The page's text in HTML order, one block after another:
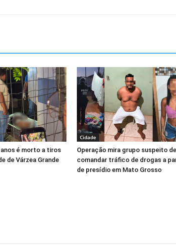
anos é morto a tiros
de Várzea Grande
Cidade
Operação mira grupo suspeito de
comandar tráfico de drogas a
de presídio em Mato Grosso